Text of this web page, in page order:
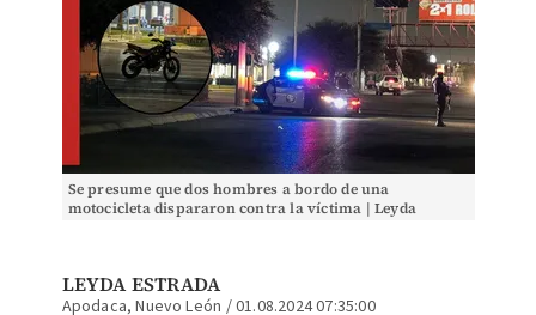
Se presume que dos hombres a bordo de una
motocicleta dispararon contra la víctima | Leyda
LEYDA ESTRADA
Apodaca, Nuevo León /01.08.2024 07:35:00